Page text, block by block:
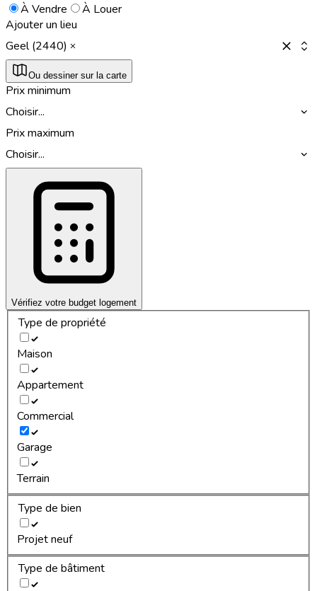
À Vendre
À Louer
Ajouter un lieu
Geel (2440)
Ou dessiner sur la carte
Prix minimum
Choisir...
Prix maximum
Choisir...
Vérifiez votre budget logement
Type de propriété
Maison
Appartement
Commercial
Garage
Terrain
Type de bien
Projet neuf
Type de bâtiment